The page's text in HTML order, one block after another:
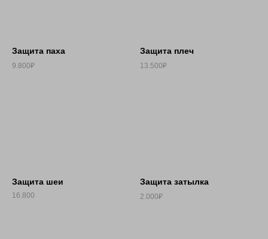
Защита паха
9.800₽
Защита плеч
13.500₽
Защита шеи
16.800
Защита затылка
2.000₽